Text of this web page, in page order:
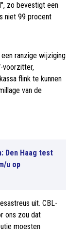
zo bevestigt een
niet 99 procent
ranzige wijziging
voorzitter,
flink te kunnen
van de
Den Haag test
u op
uit. CBL-
ons zou dat
moesten